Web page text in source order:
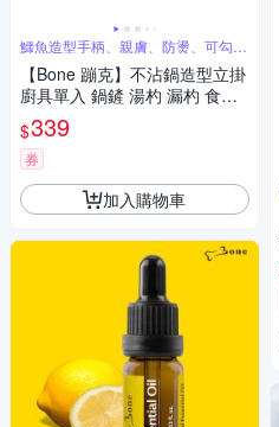
鱷魚造型手柄、親膚、防燙、可勾掛
可站立
【Bone 蹦克】不沾鍋造型立掛
廚具單入 鍋鏟 湯杓 漏杓 食品
級耐高溫
$339
券
加入購物車